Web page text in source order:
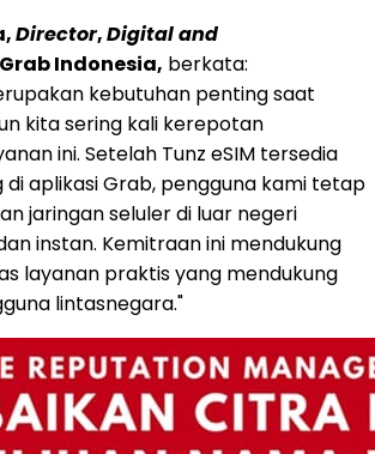
Director,Digital and
Indonesia, berkata:
kebutuhan penting saat
kita sering kali kerepotan
ini. Setelah Tunz eSIM tersedia
di aplikasi Grab, pengguna kami tetap
jaringan seluler di luar negeri
instan. Kemitraan ini mendukung
layanan praktis yang mendukung
lintasnegara."